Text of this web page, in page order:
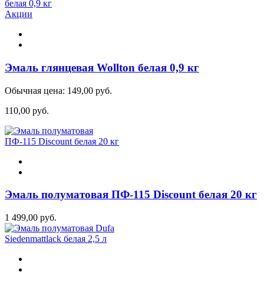
Акции
Эмаль глянцевая Wollton белая 0,9 кг
Обычная цена: 149,00 руб.
110,00 руб.
Эмаль полуматовая ПФ-115 Discount белая 20 кг
1 499,00 руб.